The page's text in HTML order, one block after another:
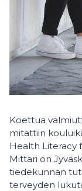
Koettua
mitattiin
Health Literacy
Mittari on
tiedekunnan
terveyden